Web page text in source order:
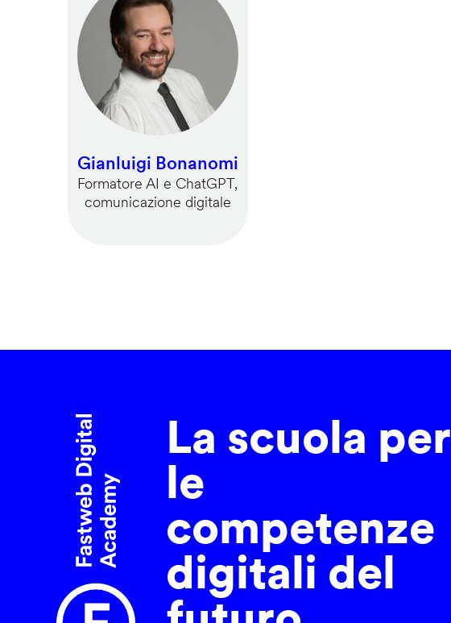
Gianluigi Bonanomi
Formatore AI e ChatGPT,
comunicazione digitale
La scuola per
le
competenze
digitali del